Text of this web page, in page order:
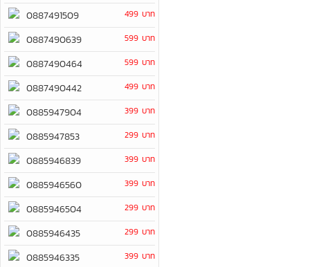
0887491509 499 บาท
0887490639 599 บาท
0887490464 599 บาท
0887490442 499 บาท
0885947904 399 บาท
0885947853 299 บาท
0885946839 399 บาท
0885946560 399 บาท
0885946504 299 บาท
0885946435 299 บาท
0885946335 399 บาท